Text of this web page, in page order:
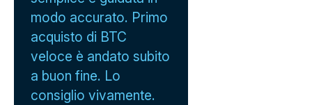
modo accurato. Primo
acquisto di BTC
veloce è andato subito
a buon fine. Lo
consiglio vivamente.